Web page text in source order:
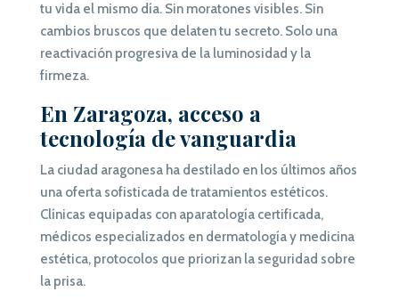
tu vida el mismo día. Sin moratones visibles. Sin
cambios bruscos que delaten tu secreto. Solo una
reactivación progresiva de la luminosidad y la
firmeza.
En Zaragoza, acceso a
tecnología de vanguardia
La ciudad aragonesa ha destilado en los últimos años
una oferta sofisticada de tratamientos estéticos.
Clínicas equipadas con aparatología certificada,
médicos especializados en dermatología y medicina
estética, protocolos que priorizan la seguridad sobre
la prisa.